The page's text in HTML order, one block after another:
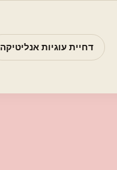
דחיית עוגיות אנליטיקה